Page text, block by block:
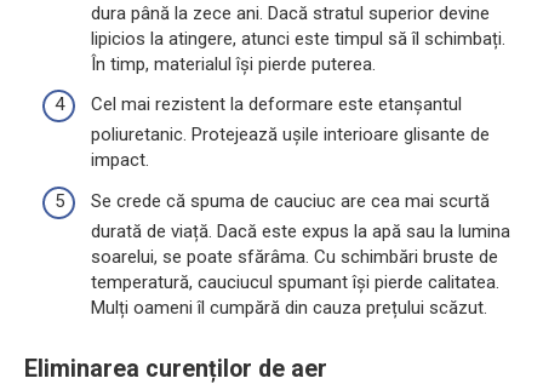
dura până la zece ani. Dacă stratul superior devine
lipicios la atingere, atunci este timpul să îl schimbați.
În timp, materialul își pierde puterea.
Cel mai rezistent la deformare este etanșantul
poliuretanic. Protejează ușile interioare glisante de
impact.
Se crede că spuma de cauciuc are cea mai scurtă
durată de viață. Dacă este expus la apă sau la lumina
soarelui, se poate sfărâma. Cu schimbări bruste de
temperatură, cauciucul spumant își pierde calitatea.
Mulți oameni îl cumpără din cauza prețului scăzut.
Eliminarea curenților de aer